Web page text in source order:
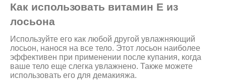
Как использовать витамин Е из
лосьона
Используйте его как любой другой увлажняющий
лосьон, нанося на все тело. Этот лосьон наиболее
эффективен при применении после купания, когда
ваше тело еще слегка увлажнено. Также можете
использовать его для демакияжа.